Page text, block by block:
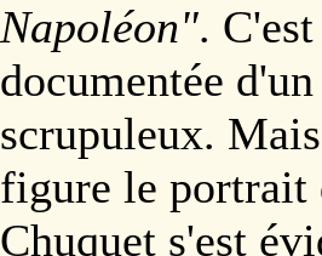
Napoléon".
documentée
scrupuleux.
figure le portrait
Chuquet s'est